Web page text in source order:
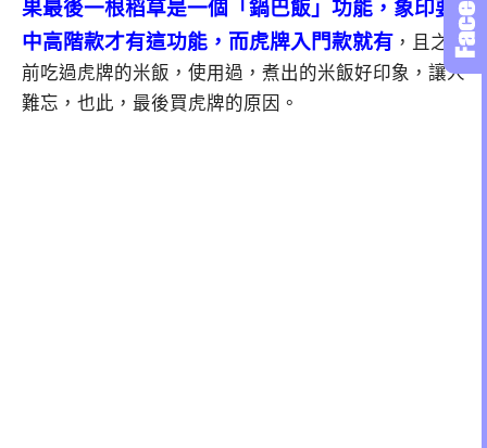
果最後一根稻草是一個「鍋巴飯」功能， 象印要
中高階款才有這功能，而虎牌入門款就有 ，且之
前吃過虎牌的米飯，使用過，煮出的米飯好印象，讓人
難忘，也此，最後買虎牌的原因。